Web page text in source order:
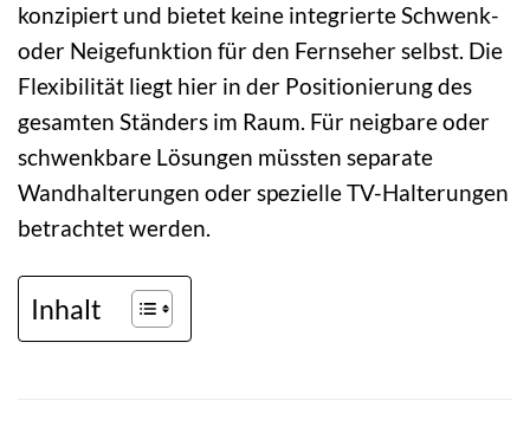
konzipiert und bietet keine integrierte Schwenk-
oder Neigefunktion für den Fernseher selbst. Die
Flexibilität liegt hier in der Positionierung des
gesamten Ständers im Raum. Für neigbare oder
schwenkbare Lösungen müssten separate
Wandhalterungen oder spezielle TV-Halterungen
betrachtet werden.
Inhalt